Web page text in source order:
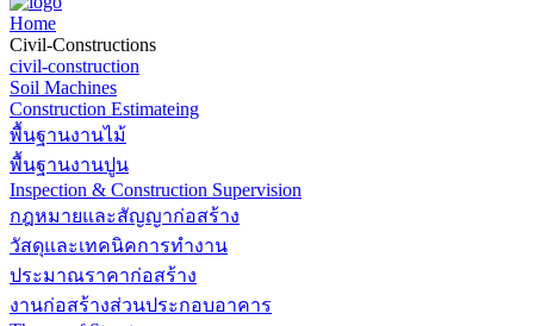
Home
Civil-Constructions
civil-construction
Soil Machines
Construction Estimateing
พื้นฐานงานไม้
พื้นฐานงานปูน
Inspection & Construction Supervision
กฎหมายและสัญญาก่อสร้าง
วัสดุและเทคนิคการทำงาน
ประมาณราคาก่อสร้าง
งานก่อสร้างส่วนประกอบอาคาร